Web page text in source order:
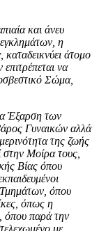
και άνευ
η
άτομο
να
Σώμα,
Έξαρση των
Γυναικών αλλά
της ζωής
Μοίρα τους,
Βίας όπου
όπου
όπως η
όπου παρά την
με